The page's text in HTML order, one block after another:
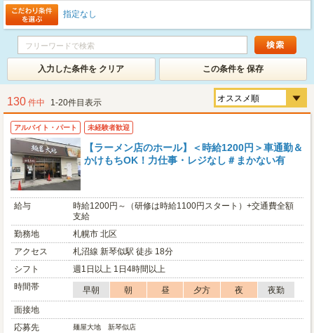
指定なし
入力した条件を クリア この条件を 保存
130 件中 1-20件目表示
アルバイト・パート 未経験者歓迎
【ラーメン店のホール】＜時給1200円＞車通勤＆
かけもちOK！力仕事・レジなし＃まかない有
給与
時給1200円～（研修は時給1100円スタート）+交通費全額
支給
勤務地
札幌市 北区
アクセス
札沼線 新琴似駅 徒歩 18分
シフト
週1日以上 1日4時間以上
時間帯
早朝 朝 昼 夕方 夜
夜勤
面接地
応募先
麺屋大地 新琴似店